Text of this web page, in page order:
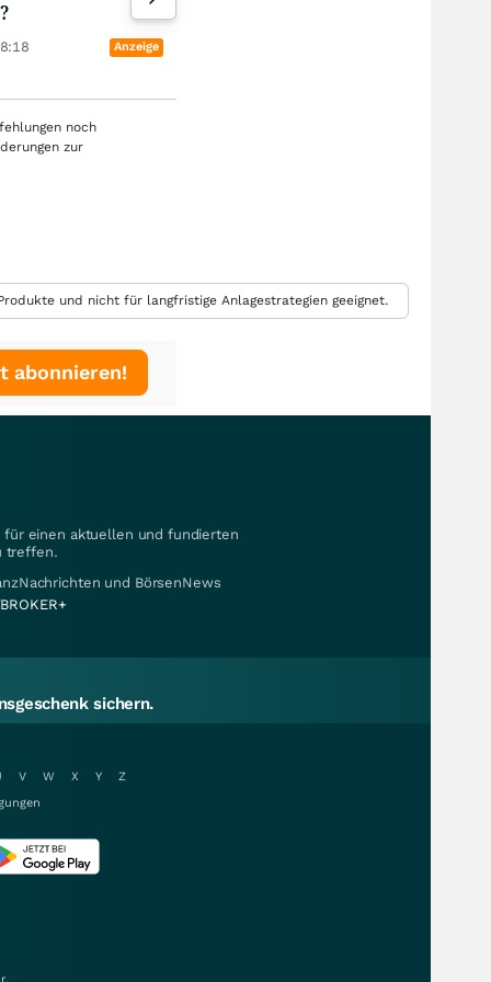
Anzeige
noch
zur
und nicht für langfristige Anlagestrategien geeignet.
abonnieren!
für einen aktuellen und fundierten
treffen.
und BörsenNews
sichern.
V W X Y
Z